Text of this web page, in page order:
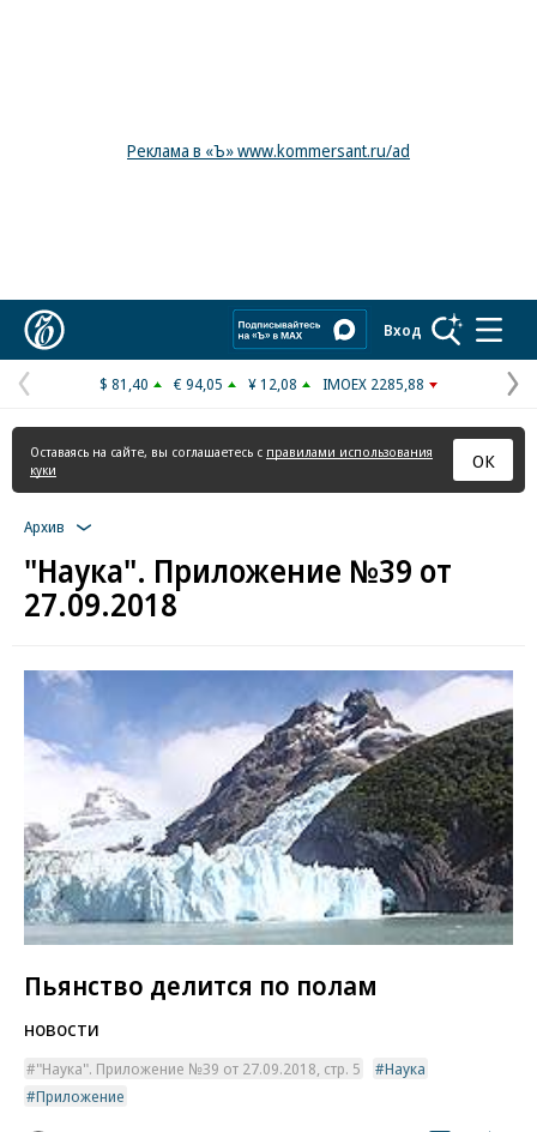
Реклама в «Ъ» www.kommersant.ru/ad
Вход
Предыдущая
страница
$ 81,40 € 94,05 ¥ 12,08 IMOEX 2285,88
Оставаясь на сайте, вы соглашаетесь с правилами использования
куки
ОК
Архив
"Наука". Приложение №39 от
27.09.2018
Пьянство делится по полам
новости
"Наука". Приложение №39 от 27.09.2018, стр. 5
Наука
Приложение